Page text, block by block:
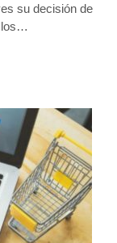
su decisión de
los…